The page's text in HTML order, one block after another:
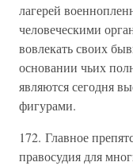
лагерей
человеческими
вовлекать своих
основании чьих
являются сегодня
фигурами.
172. Главное
правосудия для